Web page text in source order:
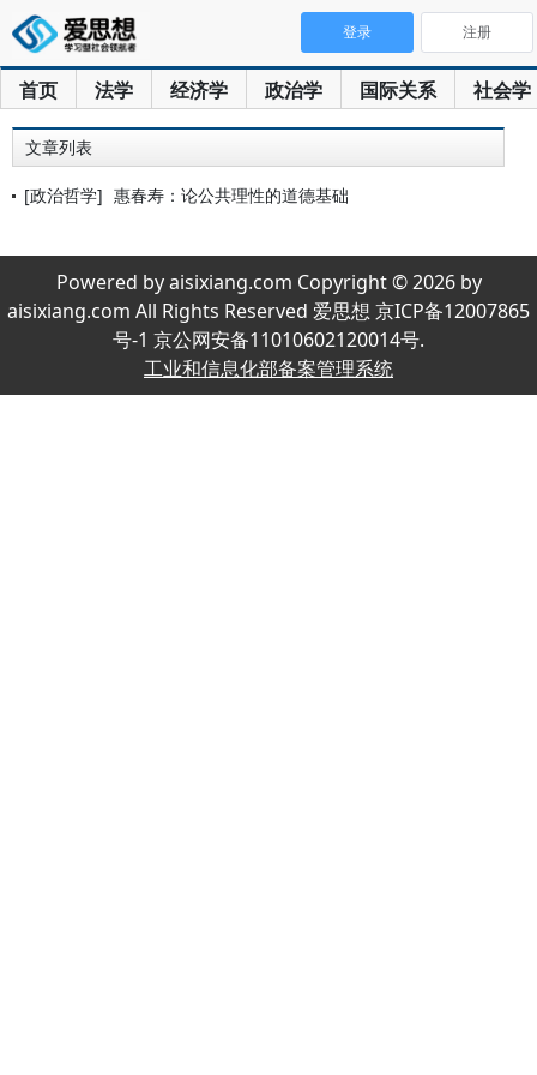
首页 法学 经济学 政治学 国际关系 社会学
登录 注册
文章列表
[政治哲学] 惠春寿：论公共理性的道德基础
Powered by aisixiang.com Copyright © 2026 by
aisixiang.com All Rights Reserved 爱思想 京ICP备12007865
号-1 京公网安备11010602120014号.
工业和信息化部备案管理系统